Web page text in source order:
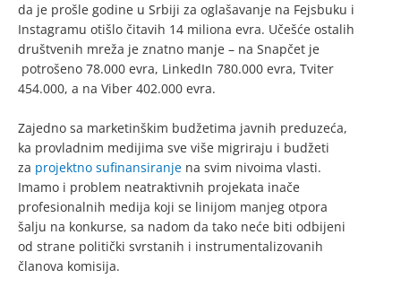
da je prošle godine u Srbiji za oglašavanje na Fejsbuku i
Instagramu otišlo čitavih 14 miliona evra. Učešće ostalih
društvenih mreža je znatno manje – na Snapčet je
potrošeno 78.000 evra, LinkedIn 780.000 evra, Tviter
454.000, a na Viber 402.000 evra.
Zajedno sa marketinškim budžetima javnih preduzeća,
ka provladnim medijima sve više migriraju i budžeti
za projektno sufinansiranje na svim nivoima vlasti.
Imamo i problem neatraktivnih projekata inače
profesionalnih medija koji se linijom manjeg otpora
šalju na konkurse, sa nadom da tako neće biti odbijeni
od strane politički svrstanih i instrumentalizovanih
članova komisija.